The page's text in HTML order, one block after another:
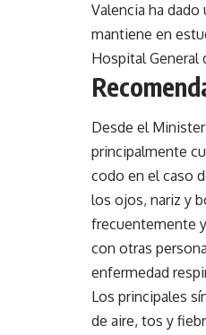
Valencia ha
mantiene en
Hospital General
Desde el
principalmente
codo en el caso
los ojos, nariz y
frecuentemente
con otras
enfermedad
Los principales
de aire, tos y